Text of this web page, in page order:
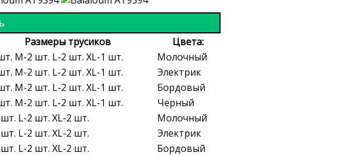
Размеры трусиков
Цвета:
M-2 шт. L-2 шт. XL-1 шт.
Молочный
M-2 шт. L-2 шт. XL-1 шт.
Электрик
M-2 шт. L-2 шт. XL-1 шт.
Бордовый
M-2 шт. L-2 шт. XL-1 шт.
Черный
L-2 шт. XL-2 шт.
Молочный
L-2 шт. XL-2 шт.
Электрик
L-2 шт. XL-2 шт.
Бордовый